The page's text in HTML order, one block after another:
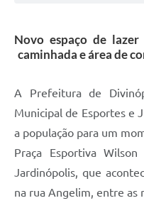
Novo espaço de
caminhada e área de
A Prefeitura de
Municipal de Esportes e
a população para um
Praça Esportiva
Jardinópolis, que
na rua Angelim, entre as